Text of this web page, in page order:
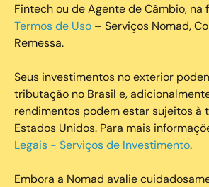
Fintech ou de Agente de Câmbio, na
Termos de Uso – Serviços Nomad,
Remessa.
Seus investimentos no exterior
tributação no Brasil e,
rendimentos podem estar sujeitos à
Estados Unidos. Para mais
Legais - Serviços de Investimento.
Embora a Nomad avalie